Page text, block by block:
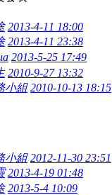
2013-4-11 18:00
2013-4-11 23:38
2013-5-25 17:49
2010-9-27 13:32
小組 2010-10-13 18:15
小組 2012-11-30 23:51
2013-4-19 01:48
2013-5-4 10:09